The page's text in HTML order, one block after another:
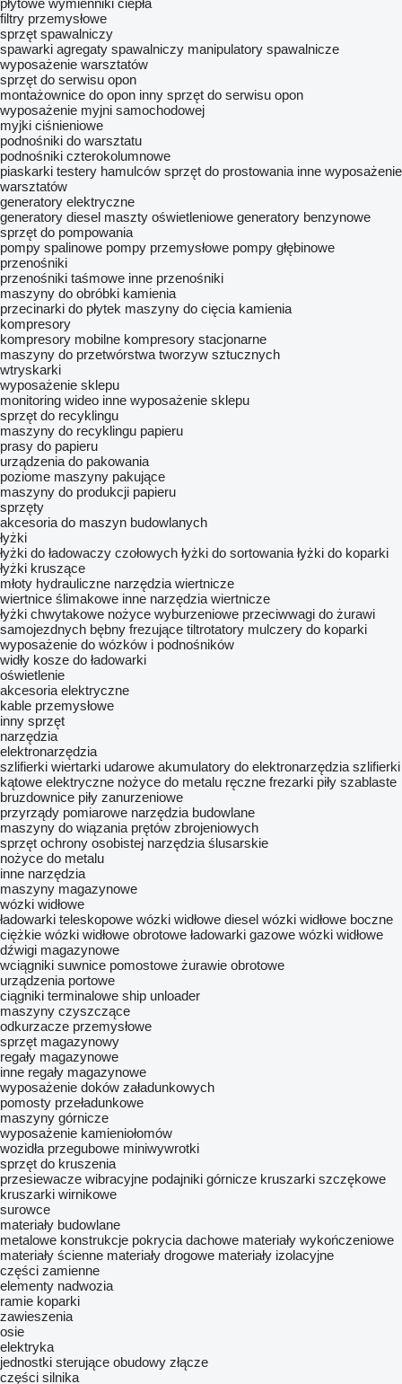
płytowe wymienniki ciepła
filtry przemysłowe
sprzęt spawalniczy
spawarki agregaty spawalniczy manipulatory spawalnicze
wyposażenie warsztatów
sprzęt do serwisu opon
montażownice do opon inny sprzęt do serwisu opon
wyposażenie myjni samochodowej
myjki ciśnieniowe
podnośniki do warsztatu
podnośniki czterokolumnowe
piaskarki testery hamulców sprzęt do prostowania inne wyposażenie
warsztatów
generatory elektryczne
generatory diesel maszty oświetleniowe generatory benzynowe
sprzęt do pompowania
pompy spalinowe pompy przemysłowe pompy głębinowe
przenośniki
przenośniki taśmowe inne przenośniki
maszyny do obróbki kamienia
przecinarki do płytek maszyny do cięcia kamienia
kompresory
kompresory mobilne kompresory stacjonarne
maszyny do przetwórstwa tworzyw sztucznych
wtryskarki
wyposażenie sklepu
monitoring wideo inne wyposażenie sklepu
sprzęt do recyklingu
maszyny do recyklingu papieru
prasy do papieru
urządzenia do pakowania
poziome maszyny pakujące
maszyny do produkcji papieru
sprzęty
akcesoria do maszyn budowlanych
łyżki
łyżki do ładowaczy czołowych łyżki do sortowania łyżki do koparki
łyżki kruszące
młoty hydrauliczne narzędzia wiertnicze
wiertnice ślimakowe inne narzędzia wiertnicze
łyżki chwytakowe nożyce wyburzeniowe przeciwwagi do żurawi
samojezdnych bębny frezujące tiltrotatory mulczery do koparki
wyposażenie do wózków i podnośników
widły kosze do ładowarki
oświetlenie
akcesoria elektryczne
kable przemysłowe
inny sprzęt
narzędzia
elektronarzędzia
szlifierki wiertarki udarowe akumulatory do elektronarzędzia szlifierki
kątowe elektryczne nożyce do metalu ręczne frezarki piły szablaste
bruzdownice piły zanurzeniowe
przyrządy pomiarowe narzędzia budowlane
maszyny do wiązania prętów zbrojeniowych
sprzęt ochrony osobistej narzędzia ślusarskie
nożyce do metalu
inne narzędzia
maszyny magazynowe
wózki widłowe
ładowarki teleskopowe wózki widłowe diesel wózki widłowe boczne
ciężkie wózki widłowe obrotowe ładowarki gazowe wózki widłowe
dźwigi magazynowe
wciągniki suwnice pomostowe żurawie obrotowe
urządzenia portowe
ciągniki terminalowe ship unloader
maszyny czyszczące
odkurzacze przemysłowe
sprzęt magazynowy
regały magazynowe
inne regały magazynowe
wyposażenie doków załadunkowych
pomosty przeładunkowe
maszyny górnicze
wyposażenie kamieniołomów
wozidła przegubowe miniwywrotki
sprzęt do kruszenia
przesiewacze wibracyjne podajniki górnicze kruszarki szczękowe
kruszarki wirnikowe
surowce
materiały budowlane
metalowe konstrukcje pokrycia dachowe materiały wykończeniowe
materiały ścienne materiały drogowe materiały izolacyjne
części zamienne
elementy nadwozia
ramie koparki
zawieszenia
osie
elektryka
jednostki sterujące obudowy złącze
części silnika